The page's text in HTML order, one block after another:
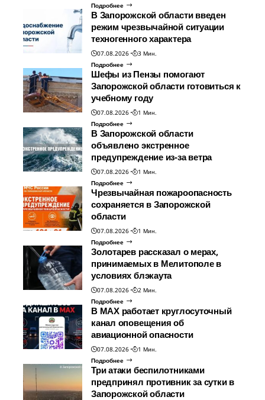
Подробнее
В Запорожской области введен
режим чрезвычайной ситуации
техногенного характера
07.08.2026
3 Мин.
Подробнее
Шефы из Пензы помогают
Запорожской области готовиться к
учебному году
07.08.2026
1 Мин.
Подробнее
В Запорожской области
объявлено экстренное
предупреждение из-за ветра
07.08.2026
1 Мин.
Подробнее
Чрезвычайная пожароопасность
сохраняется в Запорожской
области
07.08.2026
1 Мин.
Подробнее
Золотарев рассказал о мерах,
принимаемых в Мелитополе в
условиях блэкаута
07.08.2026
2 Мин.
Подробнее
В МАХ работает круглосуточный
канал оповещения об
авиационной опасности
07.08.2026
1 Мин.
Подробнее
Три атаки беспилотниками
предпринял противник за сутки в
Запорожской области